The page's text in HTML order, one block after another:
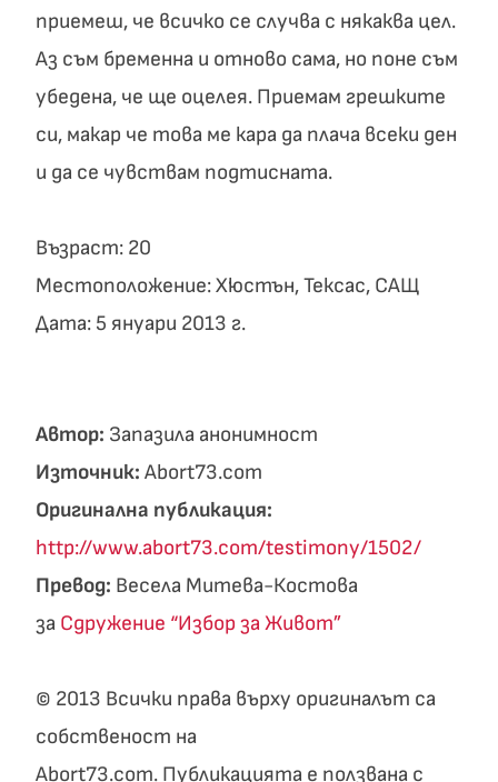
приемеш, че всичко се случва с някаква цел.
Аз съм бременна и отново сама, но поне съм
убедена, че ще оцелея. Приемам грешките
си, макар че това ме кара да плача всеки ден
и да се чувствам подтисната.
Възраст: 20
Местоположение: Хюстън, Тексас, САЩ
Дата: 5 януари 2013 г.
Автор: Запазила анонимност
Източник: Abort73.com
Оригинална публикация:
http://www.abort73.com/testimony/1502/
Превод: Весела Митева-Костова
за Сдружение “Избор за Живот”
© 2013 Всички права върху оригиналът са
собственост на
Abort73.com. Публикацията е ползвана с